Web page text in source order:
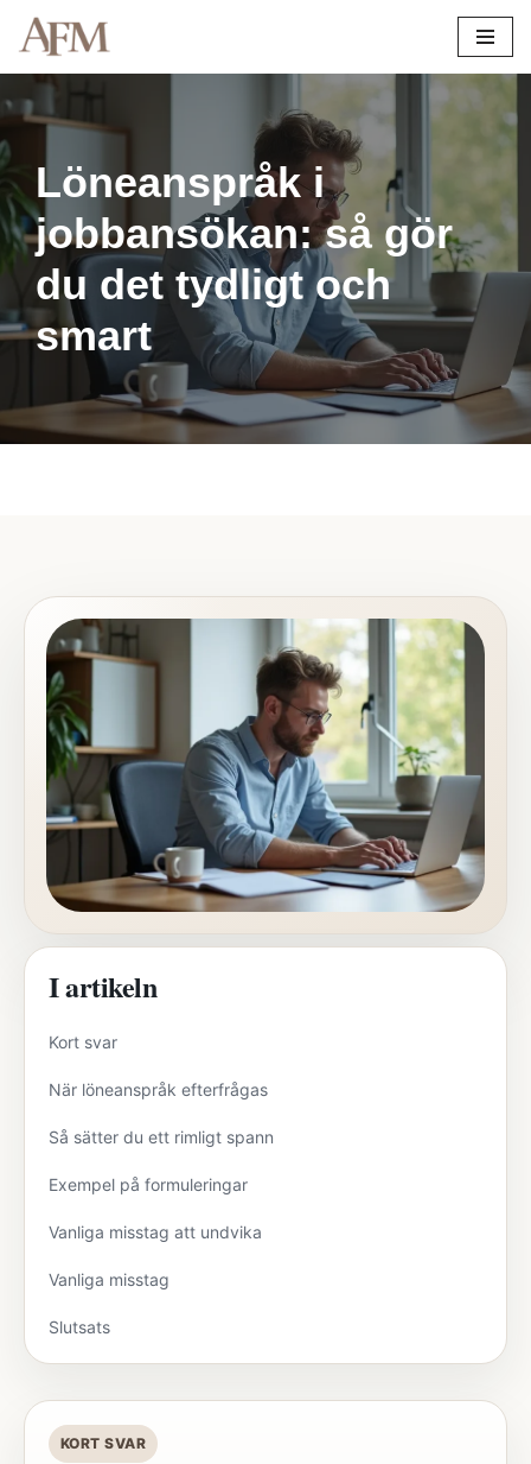
innehåll
Löneanspråk i
jobbansökan: så gör
du det tydligt och
smart
I artikeln
Kort svar
När löneanspråk efterfrågas
Så sätter du ett rimligt spann
Exempel på formuleringar
Vanliga misstag att undvika
Vanliga misstag
Slutsats
KORT SVAR